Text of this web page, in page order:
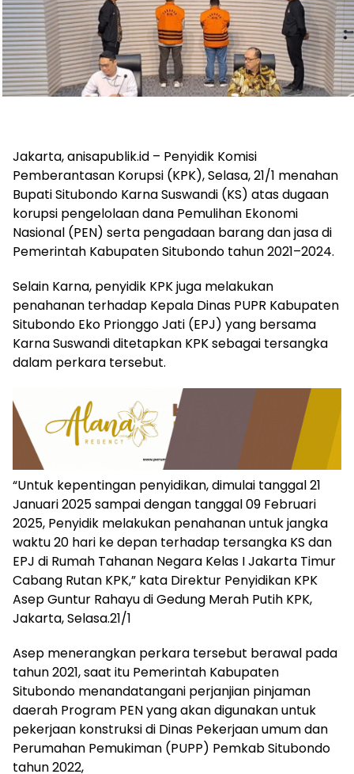
Jakarta, anisapublik.id – Penyidik Komisi
Pemberantasan Korupsi (KPK), Selasa, 21/1 menahan
Bupati Situbondo Karna Suswandi (KS) atas dugaan
korupsi pengelolaan dana Pemulihan Ekonomi
Nasional (PEN) serta pengadaan barang dan jasa di
Pemerintah Kabupaten Situbondo tahun 2021–2024.
Selain Karna, penyidik KPK juga melakukan
penahanan terhadap Kepala Dinas PUPR Kabupaten
Situbondo Eko Prionggo Jati (EPJ) yang bersama
Karna Suswandi ditetapkan KPK sebagai tersangka
dalam perkara tersebut.
“Untuk kepentingan penyidikan, dimulai tanggal 21
Januari 2025 sampai dengan tanggal 09 Februari
2025, Penyidik melakukan penahanan untuk jangka
waktu 20 hari ke depan terhadap tersangka KS dan
EPJ di Rumah Tahanan Negara Kelas I Jakarta Timur
Cabang Rutan KPK,” kata Direktur Penyidikan KPK
Asep Guntur Rahayu di Gedung Merah Putih KPK,
Jakarta, Selasa.21/1
Asep menerangkan perkara tersebut berawal pada
tahun 2021, saat itu Pemerintah Kabupaten
Situbondo menandatangani perjanjian pinjaman
daerah Program PEN yang akan digunakan untuk
pekerjaan konstruksi di Dinas Pekerjaan umum dan
Perumahan Pemukiman (PUPP) Pemkab Situbondo
tahun 2022,